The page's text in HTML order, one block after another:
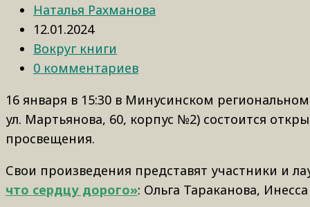
Наталья Рахманова
12.01.2024
Вокруг книги
0 комментариев
16 января в 15:30 в Минусинском
ул. Мартьянова, 60, корпус №2) состоится
просвещения.
Свои произведения представят участники и
что сердцу дорого»: Ольга Тараканова,